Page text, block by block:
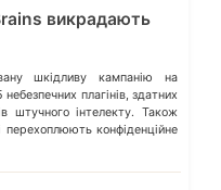
викрадають
шкідливу кампанію на
плагінів, здатних
штучного інтелекту. Також
конфіденційне